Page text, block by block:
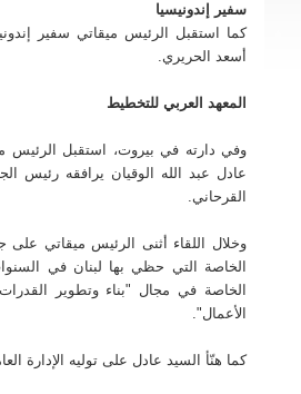
الخاصة التي حظي بها لبنان في السنوات
من خلال إعداد الخارطة الإستثمارية
مجال "بناء وتطوير القدرات البشرية
"المشروع الوطني لنشر ثقافة ريادة
متمنياً له دوام التوفيق والنجاح.
والمبادرات وفق الرؤية الجديدة للمعهد،
لتحقيقها.
سفير إندونيسيا
كما استقبل الرئيس ميقاتي سفير
أسعد الحريري.
المعهد العربي للتخطيط
وفي دارته في بيروت، استقبل الرئيس
عادل عبد الله الوقيان يرافقه رئيس
القرحاني.
وخلال اللقاء أثنى الرئيس ميقاتي على
الخاصة التي حظي بها لبنان في
الخاصة في مجال "بناء وتطوير
الأعمال".
كما هنّأ السيد عادل على توليه الإدارة